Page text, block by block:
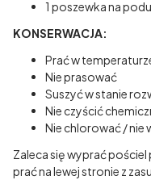
1 poszewka na
KONSERWACJA:
Prać w
Nie prasować
Suszyć w stanie
Nie czyścić
Nie chlorować / nie
Zaleca się wyprać pościel
prać na lewej stronie z